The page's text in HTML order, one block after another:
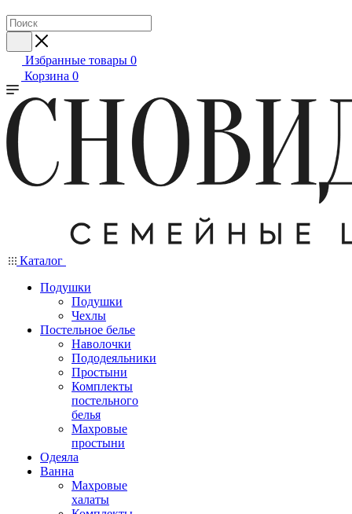
Избранные товары 0
Корзина 0
Каталог
Подушки
Подушки
Чехлы
Постельное белье
Наволочки
Пододеяльники
Простыни
Комплекты
постельного
белья
Махровые
простыни
Одеяла
Ванна
Махровые
халаты